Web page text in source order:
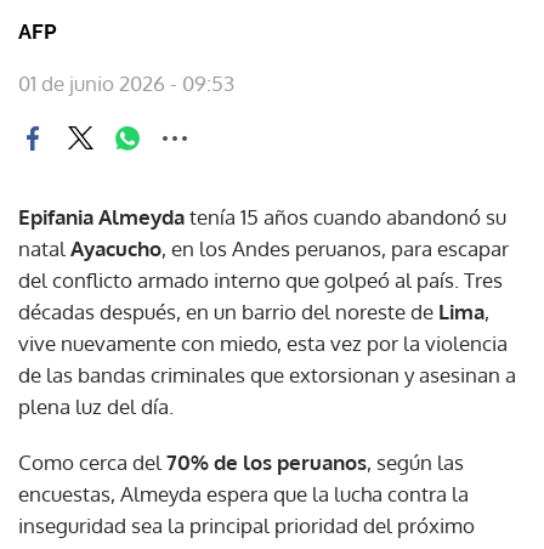
AFP
01 de junio 2026 - 09:53
Epifania Almeydatenía 15 años cuando abandonó su
natal Ayacucho, en los Andes peruanos, para escapar
del conflicto armado interno que golpeó al país. Tres
décadas después, en un barrio del noreste de Lima,
vive nuevamente con miedo, esta vez por la violencia
de las bandas criminales que extorsionan y asesinan a
plena luz del día.
Como cerca del 70% de los peruanos, según las
encuestas, Almeyda espera que la lucha contra la
inseguridad sea la principal prioridad del próximo